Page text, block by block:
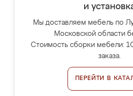
и
Мы доставляем мебель по
Московской области
Стоимость сборки мебели:
заказа.
ПЕРЕЙТИ В